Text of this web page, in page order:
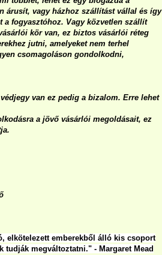
árusít, vagy házhoz szállítást vállal és így
a fogyasztóhoz. Vagy közvetlen szállít
kör van, ez biztos vásárlói réteg
jutni, amelyeket nem terhel
csomagoláson gondolkodni,
van ez pedig a bizalom. Erre lehet
a jövő vásárlói megoldásait, ez
elkötelezett emberekből álló kis csoport
megváltoztatni." - Margaret Mead